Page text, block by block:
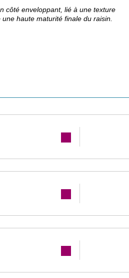
côté enveloppant, lié à une texture
haute maturité finale du raisin.